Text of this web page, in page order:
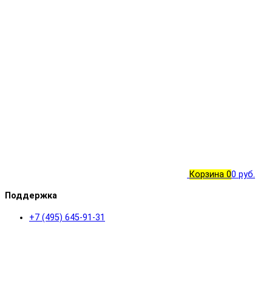
Корзина 00 руб.
Поддержка
+7 (495) 645-91-31